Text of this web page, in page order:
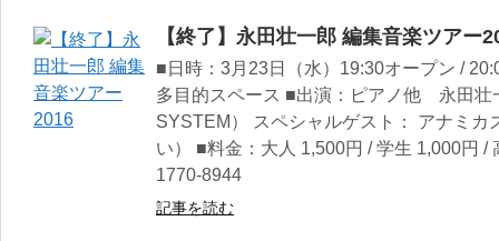
【終了】永田壮一郎 編集音楽ツアー
■日時：3月23日（水）19:30オープン /
多目的スペース ■出演：ピアノ他 永田壮
SYSTEM） スペシャルゲスト： アナミカ
い） ■料金：大人 1,500円 / 学生 1,000円
1770-8944
記事を読む